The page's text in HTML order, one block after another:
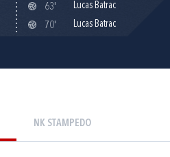
63'
Lucas Batrac
70'
Lucas Batrac
NK STAMPEDO